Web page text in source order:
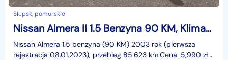
Słupsk, pomorskie
Nissan Almera II 1.5 Benzyna 90 KM, Klimatyzacja, El. Szyby, El. Lusterka, Metalik
Nissan Almera 1.5 benzyna (90 KM) 2003 rok (pierwsza
rejestracja 08.01.2023), przebieg 85.623 km.Cena: 5,990 zł